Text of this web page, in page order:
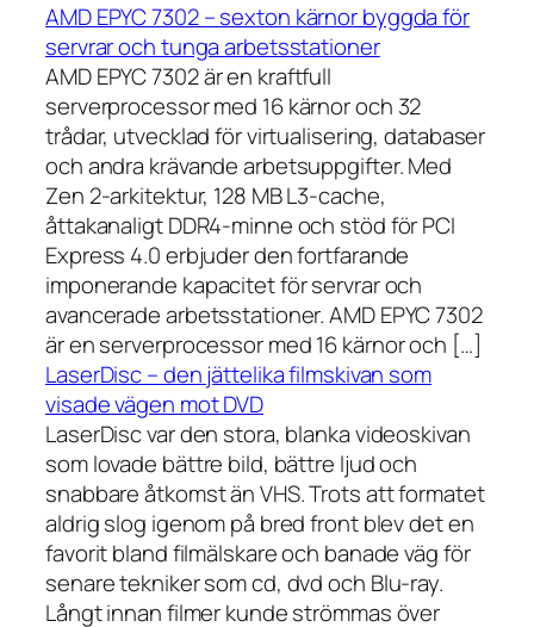
AMD EPYC 7302 – sexton kärnor byggda för
servrar och tunga arbetsstationer
AMD EPYC 7302 är en kraftfull
serverprocessor med 16 kärnor och 32
trådar, utvecklad för virtualisering, databaser
och andra krävande arbetsuppgifter. Med
Zen 2-arkitektur, 128 MB L3-cache,
åttakanaligt DDR4-minne och stöd för PCI
Express 4.0 erbjuder den fortfarande
imponerande kapacitet för servrar och
avancerade arbetsstationer. AMD EPYC 7302
är en serverprocessor med 16 kärnor och […]
LaserDisc – den jättelika filmskivan som
visade vägen mot DVD
LaserDisc var den stora, blanka videoskivan
som lovade bättre bild, bättre ljud och
snabbare åtkomst än VHS. Trots att formatet
aldrig slog igenom på bred front blev det en
favorit bland filmälskare och banade väg för
senare tekniker som cd, dvd och Blu-ray.
Långt innan filmer kunde strömmas över